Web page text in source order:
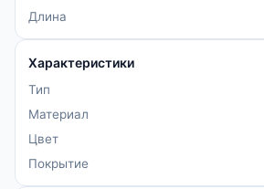
Длина
Характеристики
Тип
Материал
Цвет
Покрытие